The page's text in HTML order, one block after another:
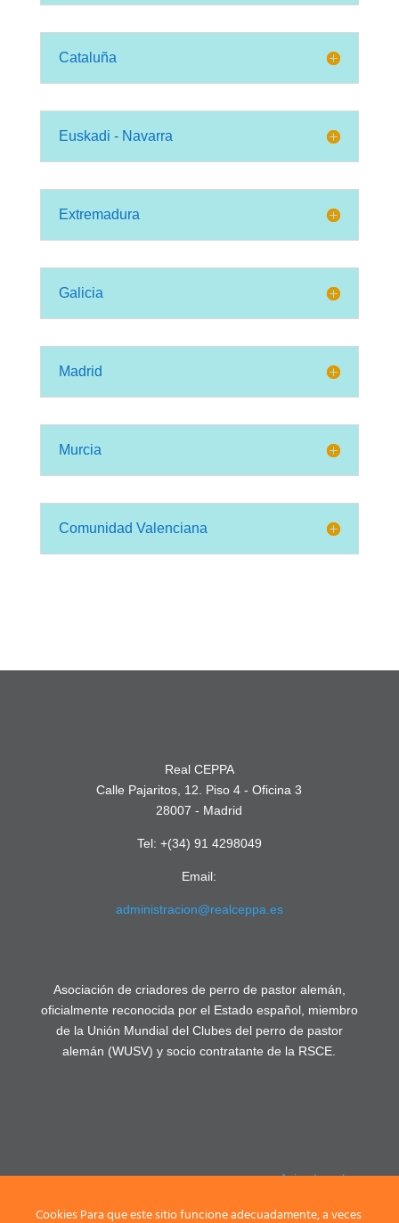
Cataluña
Euskadi - Navarra
Extremadura
Galicia
Madrid
Murcia
Comunidad Valenciana
Real CEPPA
Calle Pajaritos, 12. Piso 4 - Oficina 3
28007 - Madrid
Tel: +(34) 91 4298049
Email:
administracion@realceppa.es
Asociación de criadores de perro de pastor alemán,
oficialmente reconocida por el Estado español, miembro
de la Unión Mundial del Clubes del perro de pastor
alemán (WUSV) y socio contratante de la RSCE.
Aviso Legal
Cookies Para que este sitio funcione adecuadamente, a veces